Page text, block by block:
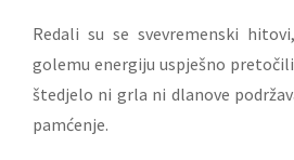
Redali su se svevremenski
golemu energiju uspješno
štedjelo ni grla ni dlanove
pamćenje.